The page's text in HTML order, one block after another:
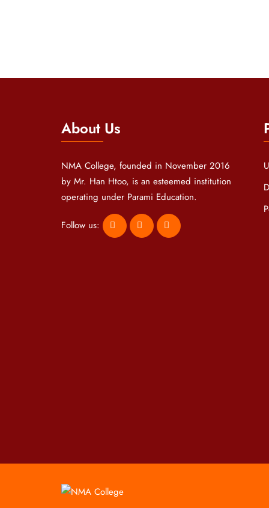
About Us
NMA College, founded in November 2016
by Mr. Han Htoo, is an esteemed institution
operating under Parami Education.
Follow us: